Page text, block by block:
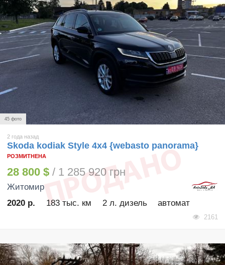
45 фото
2 года назад
Skoda kodiak Style 4x4 {webasto panorama}
РОЗМИТНЕНА
28 800 $ / 1 285 920 грн
Житомир
2020 р.
183 тыс. км 2 л. дизель автомат
2161